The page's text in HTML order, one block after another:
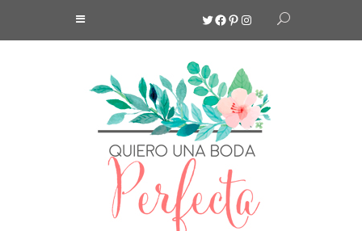
Twitter
Facebook
Pinterest
Instagram